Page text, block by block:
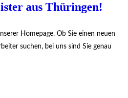
aus Thüringen!
Homepage. Ob Sie einen neuen
suchen, bei uns sind Sie genau